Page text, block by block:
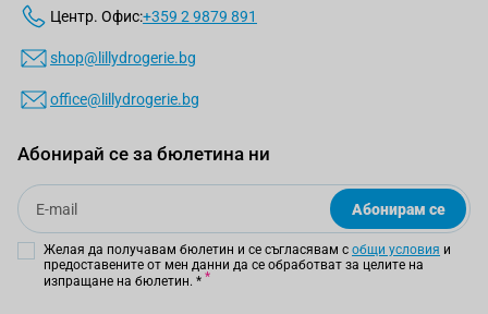
Центр. Офис:+359 2 9879 891
shop@lillydrogerie.bg
office@lillydrogerie.bg
Абонирай се за бюлетина ни
Email
Абонирам се
Желая да получавам бюлетин и се съгласявам с общи условия и
предоставените от мен данни да се обработват за целите на
изпращане на бюлетин. *